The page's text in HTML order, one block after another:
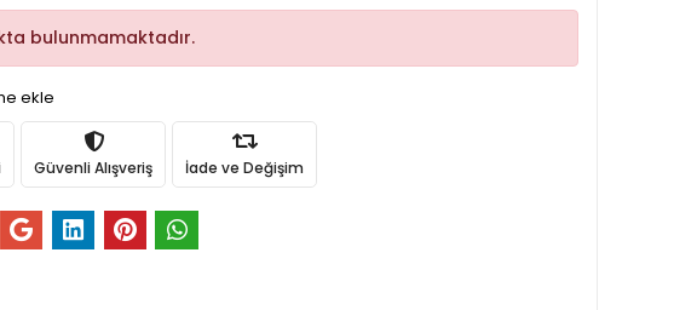
bulunmamaktadır.
ekle
Güvenli Alışveriş İade ve Değişim